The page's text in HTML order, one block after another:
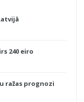
240 eiro
ražas prognozi